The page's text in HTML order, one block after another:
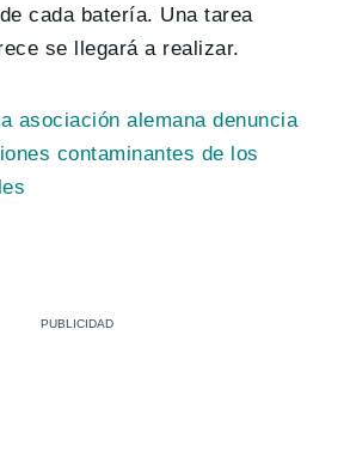
cada batería. Una tarea
se llegará a realizar.
asociación alemana denuncia
contaminantes de los